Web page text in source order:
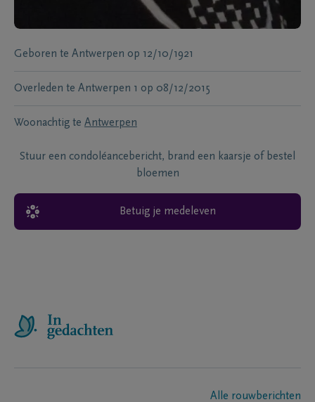
Geboren te Antwerpen op 12/10/1921
Overleden te Antwerpen 1 op 08/12/2015
Woonachtig te Antwerpen
Stuur een condoléancebericht, brand een kaarsje of bestel
bloemen
Betuig je medeleven
Alle rouwberichten